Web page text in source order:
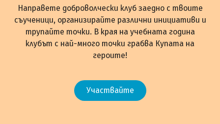
Направете доброволчески клуб заедно с твоите
съученици, организирайте различни инициативи и
трупайте точки. В края на учебната година
клубът с най-много точки грабва Купата на
героите!
Участвайте